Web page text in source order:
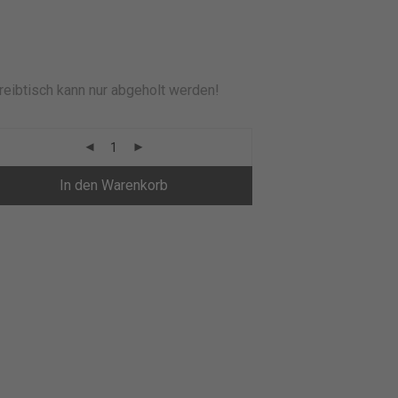
kann nur abgeholt werden!
In den Warenkorb